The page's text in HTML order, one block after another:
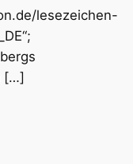
lesezeichen-
[…]